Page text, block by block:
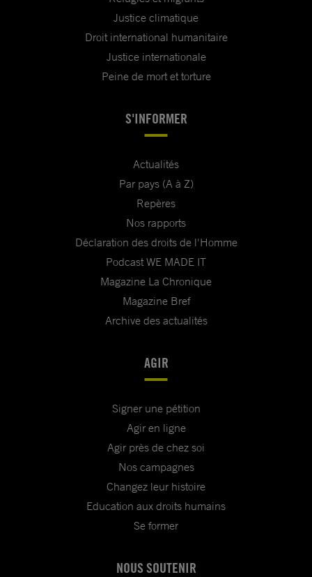
Justice climatique
Droit international humanitaire
Justice internationale
Peine de mort et torture
S'INFORMER
Actualités
Par pays (A à Z)
Repères
Nos rapports
Déclaration des droits de l'Homme
Podcast WE MADE IT
Magazine La Chronique
Magazine Bref
Archive des actualités
AGIR
Signer une pétition
Agir en ligne
Agir près de chez soi
Nos campagnes
Changez leur histoire
Education aux droits humains
Se former
NOUS SOUTENIR